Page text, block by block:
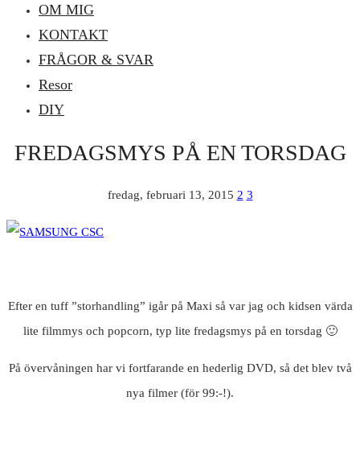
OM MIG
KONTAKT
FRÅGOR & SVAR
Resor
DIY
FREDAGSMYS PÅ EN TORSDAG
fredag, februari 13, 2015 2 3
Efter en tuff ”storhandling” igår på Maxi så var jag och kidsen värda
lite filmmys och popcorn, typ lite fredagsmys på en torsdag 🙂
På övervåningen har vi fortfarande en hederlig DVD, så det blev två
nya filmer (för 99:-!).